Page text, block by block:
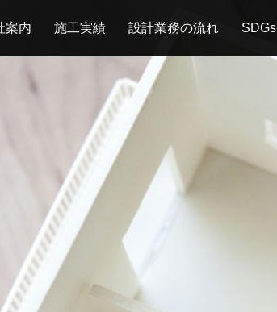
案内 施工実績 設計業務の流れ SDGs